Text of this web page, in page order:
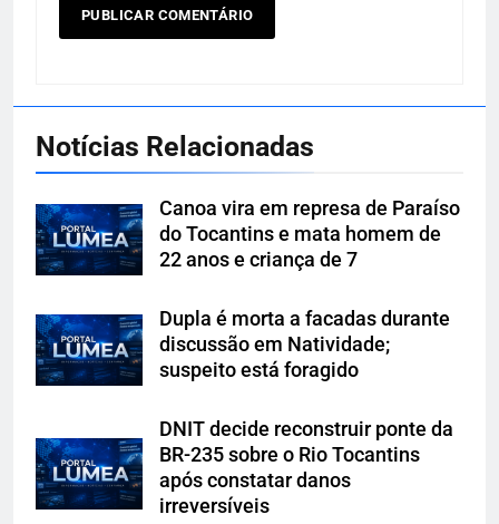
Notícias Relacionadas
Canoa vira em represa de Paraíso
do Tocantins e mata homem de
22 anos e criança de 7
Dupla é morta a facadas durante
discussão em Natividade;
suspeito está foragido
DNIT decide reconstruir ponte da
BR-235 sobre o Rio Tocantins
após constatar danos
irreversíveis